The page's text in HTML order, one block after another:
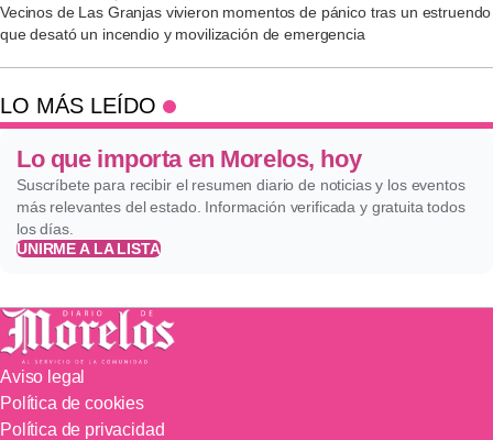
Vecinos de Las Granjas vivieron momentos de pánico tras un estruendo
que desató un incendio y movilización de emergencia
LO MÁS LEÍDO
Lo que importa en Morelos, hoy
Suscríbete para recibir el resumen diario de noticias y los eventos
más relevantes del estado. Información verificada y gratuita todos
los días.
UNIRME A LA LISTA
Aviso legal
Política de cookies
Política de privacidad